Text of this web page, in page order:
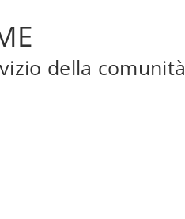
della comunità